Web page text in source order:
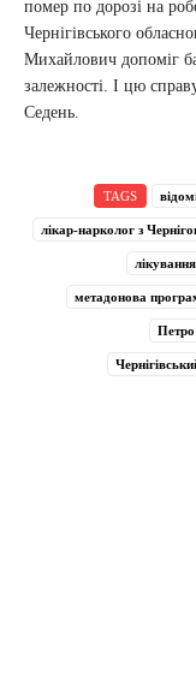
помер по дорозі на
Чернігівського
Михайлович допоміг
залежності. І цю
Седень.
TAGS
лікар-нарколог з
метадонова